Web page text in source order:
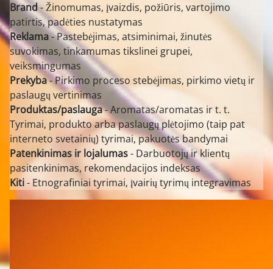
Brand- Žinomumas, įvaizdis, požiūris, vartojimo
patirtis, padėties nustatymas
Reklama- Pastebėjimas, atsiminimai, žinutės
suvokimas, tinkamumas tikslinei grupei,
veiksmingumas
Prekyba- Pirkimo proceso stebėjimas, pirkimo vietų ir
paslaugų vertinimas
Produktas/paslauga- Aromatas/aromatas ir t. t.
Tyrimai, produkto arba paslaugų plėtojimo (taip pat
interneto svetainių) tyrimai, pakuotės bandymai
Patenkinimas ir lojalumas- Darbuotojų ir klientų
pasitenkinimas, rekomendacijos indeksas
Kiti- Etnografiniai tyrimai, įvairių tyrimų integravimas